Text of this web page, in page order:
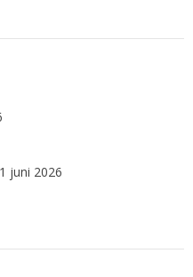
1 juni 2026